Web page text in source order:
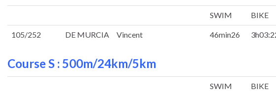
SWIM BIKE
105/252 DE MURCIA Vincent 46min26
Course S : 500m/24km/5km
SWIM BIKE